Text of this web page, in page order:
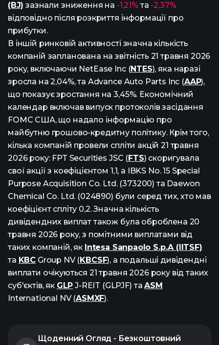
(BJ) зазнали зниження на -1,21%та -2,37%
відповідно після розкриття інформації про
прибутки.
В іншій ринковій активності значна кількість
компаній запланована на звітність 21 травня 2026
року, включаючи NetEase Inc (NTES), яка наразі
зросла на 2,04%, та Advance Auto Parts Inc (AAP),
що показує зростання на 3,45%. Економічний
календар включав випуск протоколів засідання
FOMC США, що надало інформацію про
майбутню грошово-кредитну політику. Крім того,
кілька компаній провели спліти акцій 21 травня
2026 року: FPT Securities JSC (FTS) скоригувала
свої акції з коефіцієнтом 1,1, а IBKS No. 15 Special
Purpose Acquisition Co. Ltd. (373200) та Daewon
Chemical Co. Ltd. (024890) були серед тих, хто мав
коефіцієнт спліту 0,2. Значна кількість
дивідендних виплат також була оброблена 20
травня 2026 року, з помітними виплатами від
таких компаній, як Intesa Sanpaolo S.p.A (IITSF)
та KBC Group NV (KBCSF), а подальші дивідендні
виплати очікуються 21 травня 2026 року від таких
суб'єктів, як GLP J-REIT (GLPJF) таASM
International NV (ASMXF).
Щоденний Огляд - Безкоштовний